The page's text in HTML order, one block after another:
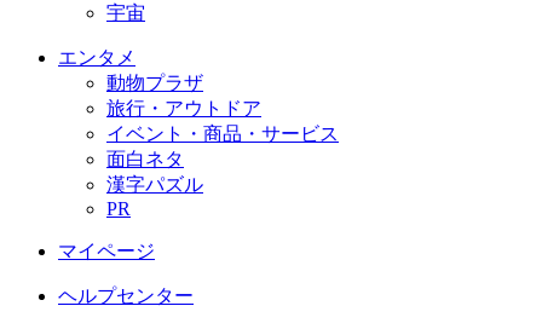
宇宙
エンタメ
動物プラザ
旅行・アウトドア
イベント・商品・サービス
面白ネタ
漢字パズル
PR
マイページ
ヘルプセンター